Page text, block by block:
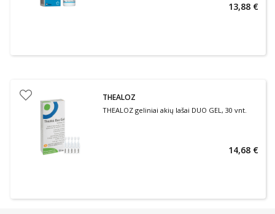
13,88 €
THEALOZ
THEALOZ geliniai akių lašai DUO GEL, 30 vnt.
14,68 €